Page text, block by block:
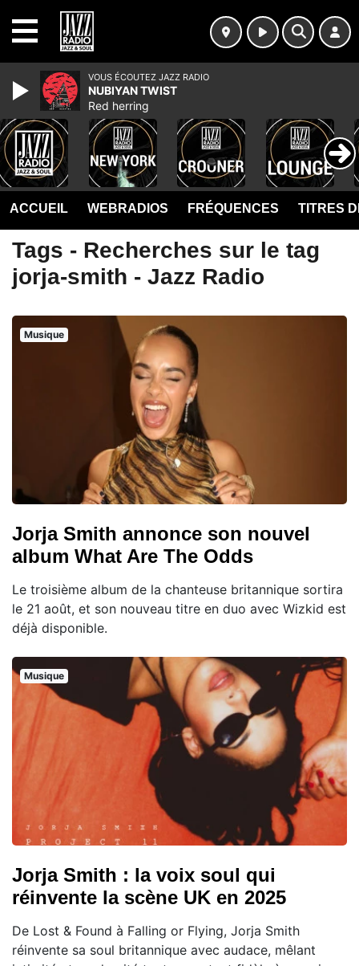
ACCUEIL WEBRADIOS FRÉQUENCES TITRES
Tags - Recherches sur le tag
jorja-smith - Jazz Radio
Musique
Jorja Smith annonce son nouvel
album What Are The Odds
Le troisième album de la chanteuse britannique sortira
le 21 août, et son nouveau titre en duo avec Wizkid est
déjà disponible.
Musique
Jorja Smith : la voix soul qui
réinvente la scène UK en 2025
De Lost & Found à Falling or Flying, Jorja Smith
réinvente sa soul britannique avec audace, mêlant
VOUS ÉCOUTEZ JAZZ RADIO
NUBIYAN TWIST
Red herring